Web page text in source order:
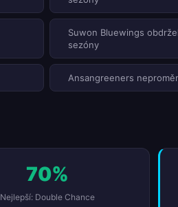
Suwon Bluewings
sezóny
Ansangreeners
70%
Nejlepší: Double Chance